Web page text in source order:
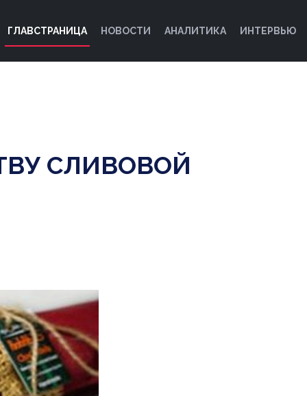
ГЛАВСТРАНИЦА НОВОСТИ АНАЛИТИКА ИНТЕРВЬЮ
СЛИВОВОЙ